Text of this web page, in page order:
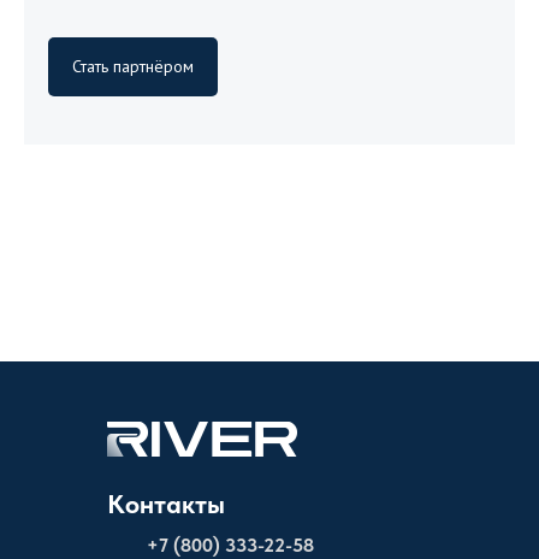
Стать партнёром
Контакты
+7 (800) 333-22-58